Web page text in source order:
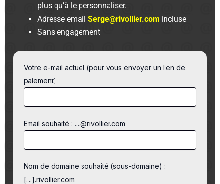
plus qu’à le personnaliser.
Adresse emailSerge@rivollier.com incluse
Sans engagement
Votre e-mail actuel (pour vous envoyer un lien de
paiement)
Email souhaité : ....@rivollier.com
Nom de domaine souhaité (sous-domaine) :
[....].rivollier.com